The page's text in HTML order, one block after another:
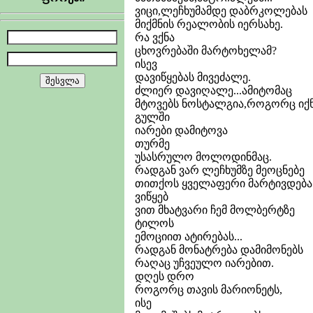
ვიცი,ლეჩხუმამდე დაბრკოლებას
მიქმნის რეალობის იერსახე.
რა ვქნა
ცხოვრებაში მარტოხელამ?
ისევ
დავიწყებას მივეძალე.
ძლიერ დავიღალე...ამიტომაც
მტოვებს ნოსტალგია,როგორც
გულში
იარები დამიტოვა
თურმე
უსასრულო მოლოდინმაც.
რადგან ვარ ლეჩხუმზე მეოცნებე
თითქოს ყველაფერი
ვიწყებ
ვით მხატვარი ჩემ მოლბერტზე
ტილოს
ემოციით ატირებას...
რადგან მონატრება დამიმონებს
რაღაც უჩვეულო იარებით.
დღეს დრო
როგორც თავის მარიონეტს,
ისე